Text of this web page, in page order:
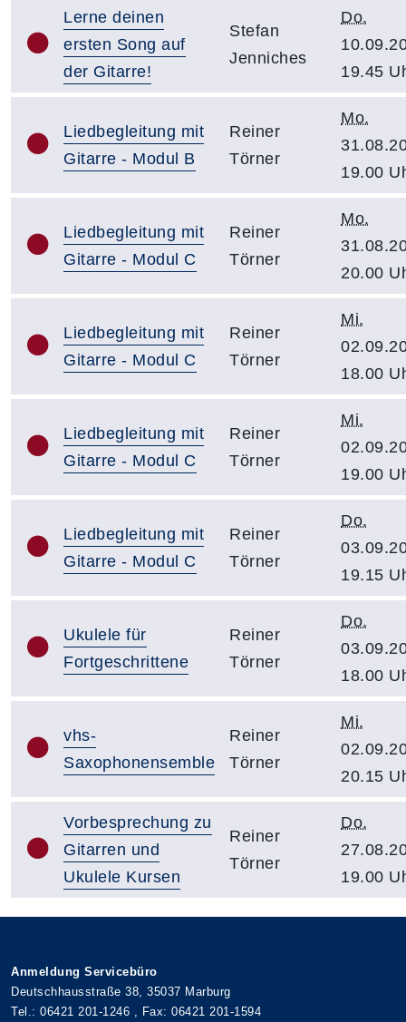
Lerne deinen
ersten Song auf
der Gitarre!
Stefan
Jenniches
Do.
19.45
Liedbegleitung mit
Gitarre - Modul B
Reiner
Törner
Mo.
19.00
Liedbegleitung mit
Gitarre - Modul C
Reiner
Törner
Mo.
20.00
Liedbegleitung mit
Gitarre - Modul C
Reiner
Törner
Mi.
18.00
Liedbegleitung mit
Gitarre - Modul C
Reiner
Törner
Mi.
19.00
Liedbegleitung mit
Gitarre - Modul C
Reiner
Törner
Do.
19.15
Ukulele für
Fortgeschrittene
Reiner
Törner
Do.
18.00
vhs-
Saxophonensemble
Reiner
Törner
Mi.
20.15
Vorbesprechung zu
Gitarren und
Ukulele Kursen
Reiner
Törner
Do.
19.00
Anmeldung Servicebüro
Deutschhausstraße 38, 35037 Marburg
Tel.: 06421 201-1246 , Fax: 06421 201-1594